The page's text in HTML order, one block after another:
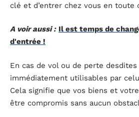
clé et d’entrer chez vous en toute
A voir aussi : Il est temps de
d'entrée !
En cas de vol ou de perte
immédiatement utilisables par
Cela signifie que vos biens et
être compromis sans aucun